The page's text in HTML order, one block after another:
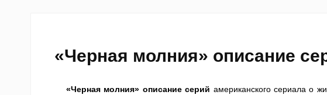
«Черная молния» описание
«Черная молния» описание серий американского сериала о